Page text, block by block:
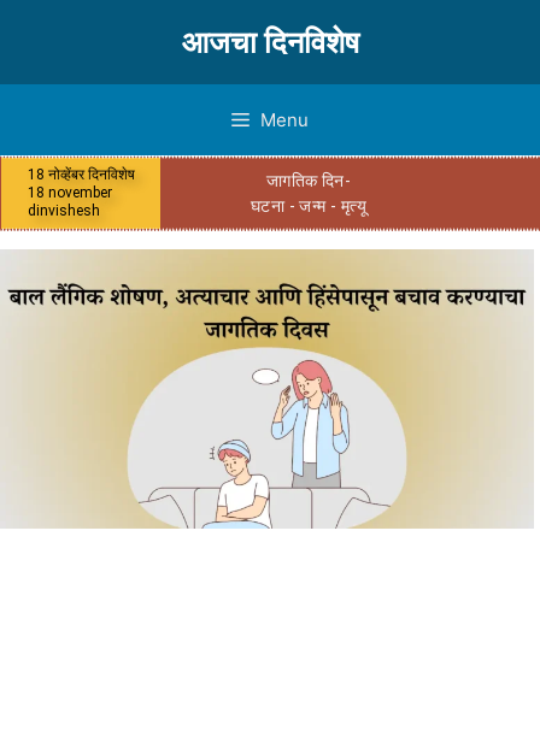
आजचा दिनविशेष
Menu
18 नोव्हेंबर दिनविशेष
18 november
dinvishesh
जागतिक दिन-
घटना - जन्म - मृत्यू